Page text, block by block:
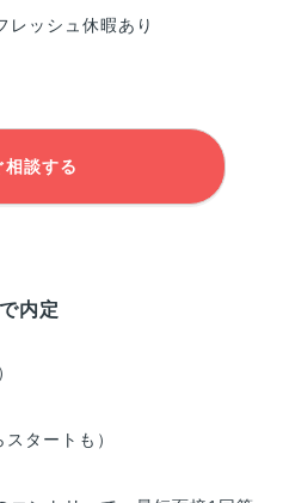
レッシュ休暇あり
相談する
内定
タートも）